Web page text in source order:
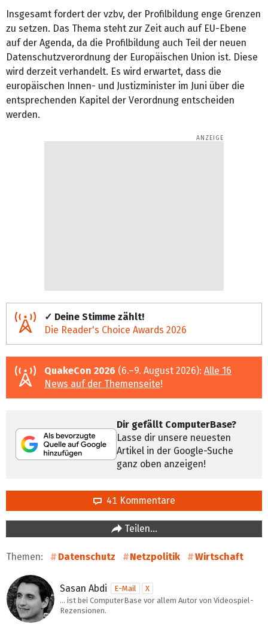
Insgesamt fordert der vzbv, der Profilbildung enge Grenzen
zu setzen. Das Thema steht zur Zeit auch auf EU-Ebene
auf der Agenda, da die Profilbildung auch Teil der neuen
Datenschutzverordnung der Europäischen Union ist. Diese
wird derzeit verhandelt. Es wird erwartet, dass die
europäischen Innen- und Justizminister im Juni über die
entsprechenden Kapitel der Verordnung entscheiden
werden.
✓ Deine Stimme zählt!
Die Reader's Choice Awards 2026
QuakeCon 2026 (6.–9. August 2026): Alle 16
News auf der Themenseite!
Dir gefällt ComputerBase?
Lasse dir unsere neuesten
Artikel in der Google-Suche
ganz oben anzeigen!
41 Kommentare
Teilen…
Themen: Datenschutz Netzpolitik Wirtschaft
Sasan Abdi E-Mail
X
… ist bei ComputerBase vor allem Autor von Videospiel-
Rezensionen.